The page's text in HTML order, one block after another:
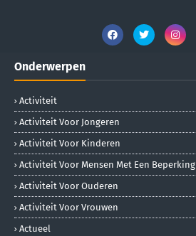
Onderwerpen
Activiteit
Activiteit Voor Jongeren
Activiteit Voor Kinderen
Activiteit Voor Mensen Met Een Beperking
Activiteit Voor Ouderen
Activiteit Voor Vrouwen
Actueel